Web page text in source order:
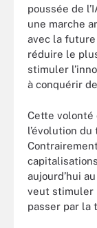
poussée de
une marche
avec la
réduire le
stimuler
à conquérir
Cette volonté
l’évolution
aujourd’hui
veut stimuler
passer par la